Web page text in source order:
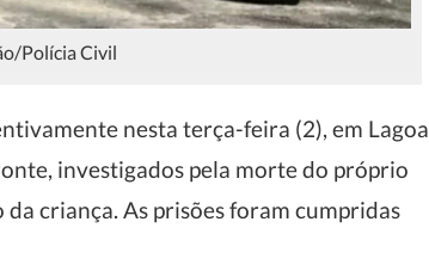
Polícia Civil
nesta terça-feira (2), em Lagoa
investigados pela morte do próprio
criança. As prisões foram cumpridas